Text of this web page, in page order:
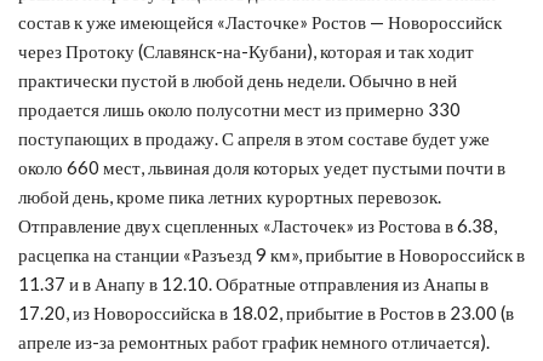
состав к уже имеющейся «Ласточке» Ростов — Новороссийск
через Протоку (Славянск-на-Кубани), которая и так ходит
практически пустой в любой день недели. Обычно в ней
продается лишь около полусотни мест из примерно 330
поступающих в продажу. С апреля в этом составе будет уже
около 660 мест, львиная доля которых уедет пустыми почти в
любой день, кроме пика летних курортных перевозок.
Отправление двух сцепленных «Ласточек» из Ростова в 6.38,
расцепка на станции «Разъезд 9 км», прибытие в Новороссийск в
11.37 и в Анапу в 12.10. Обратные отправления из Анапы в
17.20, из Новороссийска в 18.02, прибытие в Ростов в 23.00 (в
апреле из-за ремонтных работ график немного отличается).